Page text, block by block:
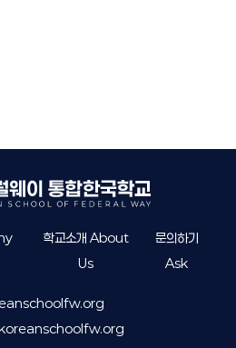
학교소개 About
Us
문의하기
Ask